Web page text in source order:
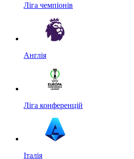
Ліга чемпіонів
Англія
Ліга конференцій
Італія